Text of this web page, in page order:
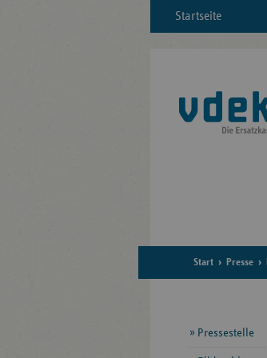
Startseite
Start Presse
Seitennavigation
Pressestelle